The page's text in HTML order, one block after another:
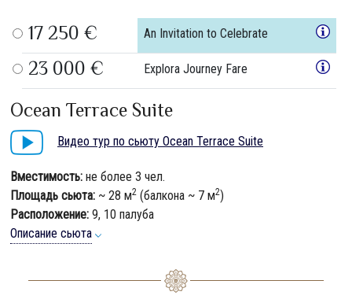
17 250 € An Invitation to Celebrate
23 000 € Explora Journey Fare
Ocean Terrace Suite
Видео тур по сьюту Ocean Terrace Suite
Вместимость: не более 3 чел.
Площадь сьюта: ~ 28 м2 (балкона ~ 7 м2)
Расположение: 9, 10 палуба
Описание сьюта